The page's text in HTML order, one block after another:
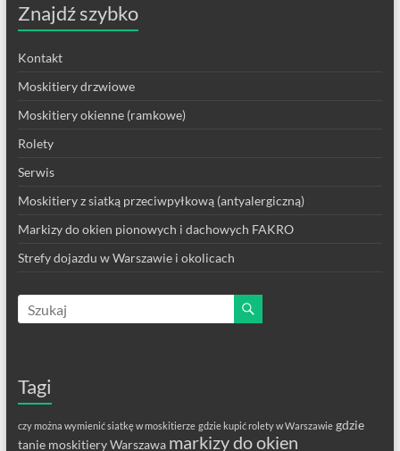
Znajdź szybko
Kontakt
Moskitiery drzwiowe
Moskitiery okienne (ramkowe)
Rolety
Serwis
Moskitiery z siatką przeciwpyłkową (antyalergiczną)
Markizy do okien pionowych i dachowych FAKRO
Strefy dojazdu w Warszawie i okolicach
Tagi
czy można wymienić siatkę w moskitierze gdzie kupić rolety w Warszawie gdzie
tanie moskitiery Warszawa markizy do okien